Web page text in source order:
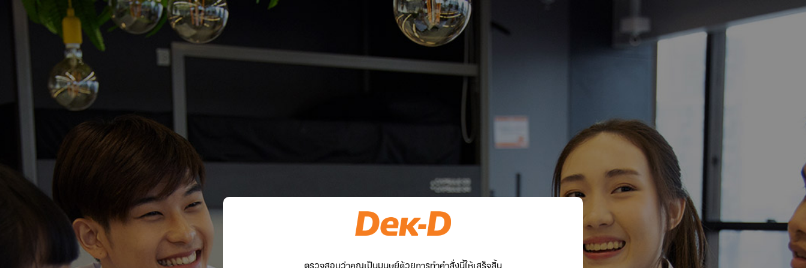
ตรวจสอบว่าคุณเป็นมนุษย์ด้วยการทำคำสั่งนี้ให้เสร็จสิ้น